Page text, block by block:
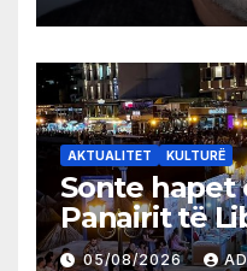
AKTUALITET KULTURË
Sonte hapet
Panairit të
05/08/2026